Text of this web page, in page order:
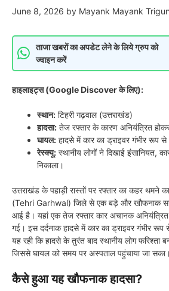
June 8, 2026 by Mayank Mayank Trigun
ताजा खबरों का अपडेट लेने के लिये ग्रुप को
ज्वाइन करें
हाइलाइट्स (Google Discover के लिए):
स्थान: टिहरी गढ़वाल (उत्तराखंड)
हादसा: तेज रफ्तार के कारण अनियंत्रित
घायल: हादसे में कार का ड्राइवर गंभीर रूप
रेस्क्यू: स्थानीय लोगों ने दिखाई इंसानियत,
निकाला।
उत्तराखंड के पहाड़ी रास्तों पर रफ्तार का कहर थमने
(Tehri Garhwal) जिले से एक बड़े और खौफनाक
आई है। यहां एक तेज रफ्तार कार अचानक
गई। इस दर्दनाक हादसे में कार का ड्राइवर गंभीर रूप
यह रही कि हादसे के तुरंत बाद स्थानीय लोग फरिश्ता
जिससे घायल को समय पर अस्पताल पहुंचाया जा सका।
कैसे हुआ यह खौफनाक हादसा?